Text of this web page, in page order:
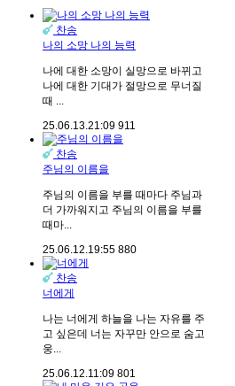
찬송
나의 소망 나의 능력
나에 대한 소망이 실망으로 바뀌고
나에 대한 기대가 절망으로 무너질
때 ...
25.06.13.21:09 911
찬송
주님의 이름을
주님의 이름을 부를 때마다 주님과
더 가까워지고 주님의 이름을 부를
때마...
25.06.12.19:55 880
찬송
너에게
나는 너에게 하늘을 나는 자유를 주
고 싶은데 너는 자꾸만 안으로 숨고
웅...
25.06.12.11:09 801